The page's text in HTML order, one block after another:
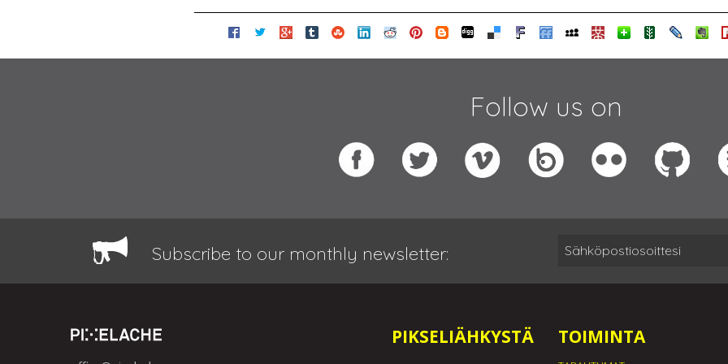
Follow us on
Subscribe to our monthly newsletter:
PIKSELIÄHKYSTÄ TOIMINTA